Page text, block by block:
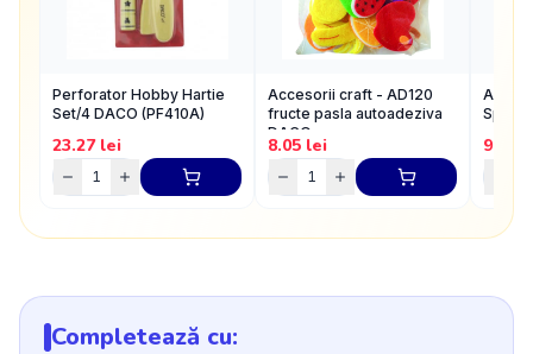
Perforator Hobby Hartie
Set/4 DACO (PF410A)
23.27lei
Accesorii craft - AD120
fructe pasla autoadeziva
DACO
8.05 lei
Spuma
9.84
Completează cu: